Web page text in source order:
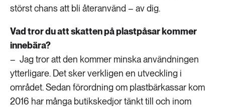
störst chans att bli återanvänd – av dig.
Vad tror du att skatten på plastpåsar kommer
innebära?
– Jag tror att den kommer minska användningen
ytterligare. Det sker verkligen en utveckling i
området. Sedan förordning om plastbärkassar kom
2016 har många butikskedjor tänkt till och inom